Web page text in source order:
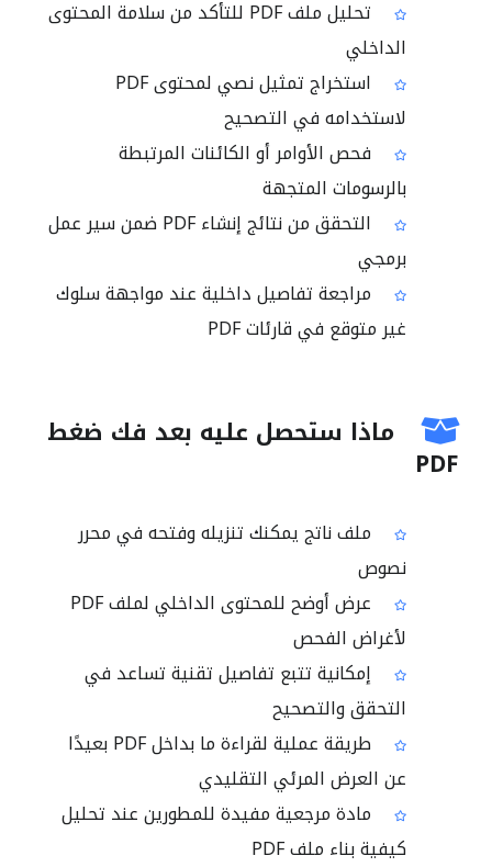
تحليل ملف PDF للتأكد من سلامة المحتوى
الداخلي
استخراج تمثيل نصي لمحتوى PDF
لاستخدامه في التصحيح
فحص الأوامر أو الكائنات المرتبطة
بالرسومات المتجهة
التحقق من نتائج إنشاء PDF ضمن سير عمل
برمجي
مراجعة تفاصيل داخلية عند مواجهة سلوك
غير متوقع في قارئات PDF
ماذا ستحصل عليه بعد فك ضغط
PDF
ملف ناتج يمكنك تنزيله وفتحه في محرر
نصوص
عرض أوضح للمحتوى الداخلي لملف PDF
لأغراض الفحص
إمكانية تتبع تفاصيل تقنية تساعد في
التحقق والتصحيح
طريقة عملية لقراءة ما بداخل PDF بعيدًا
عن العرض المرئي التقليدي
مادة مرجعية مفيدة للمطورين عند تحليل
كيفية بناء ملف PDF